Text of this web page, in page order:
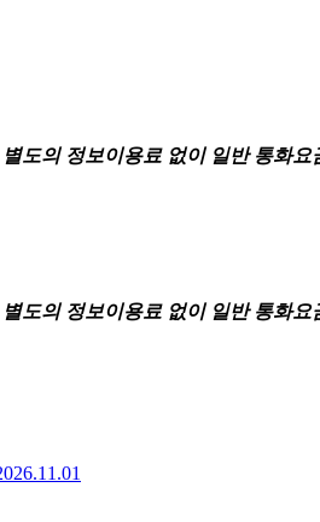
별도의 정보이용료 없이 일반 통화요
별도의 정보이용료 없이 일반 통화요